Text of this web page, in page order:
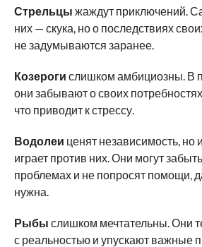
Стрельцы жаждут приключений.
них — скука, но о последствиях
не задумываются заранее.
Козероги слишком амбициозны. В
они забывают о своих
что приводит к стрессу.
Водолеи ценят независимость, но
играет против них. Они могут
проблемах и не попросят помощи,
нужна.
Рыбы слишком мечтательны. Они
с реальностью и упускают важные